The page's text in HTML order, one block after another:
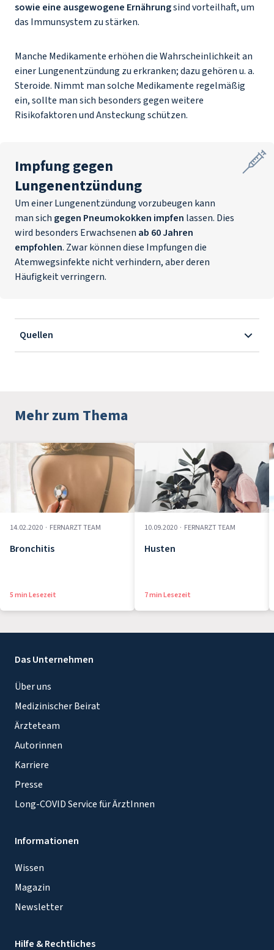
sowie eine ausgewogene Ernährungsind vorteilhaft, um
das Immunsystem zu stärken.
Manche Medikamente erhöhen die Wahrscheinlichkeit an
einer Lungenentzündung zu erkranken; dazu gehören u. a.
Steroide. Nimmt man solche Medikamente regelmäßig
ein, sollte man sich besonders gegen weitere
Risikofaktoren und Ansteckung schützen.
Impfung gegen
Lungenentzündung
Um einer Lungenentzündung vorzubeugen kann
man sich gegen Pneumokokken impfen lassen. Dies
wird besonders Erwachsenen ab 60 Jahren
empfohlen. Zwar können diese Impfungen die
Atemwegsinfekte nicht verhindern, aber deren
Häufigkeit verringern.
Quellen
Mehr zum Thema
14.02.2020 · FERNARZT TEAM
Bronchitis
5 min Lesezeit
10.09.2020 · FERNARZT TEAM
Husten
7 min Lesezeit
Das Unternehmen
Über uns
Medizinischer Beirat
Ärzteteam
Autorinnen
Karriere
Presse
Long-COVID Service für ÄrztInnen
Informationen
Wissen
Magazin
Newsletter
Hilfe & Rechtliches